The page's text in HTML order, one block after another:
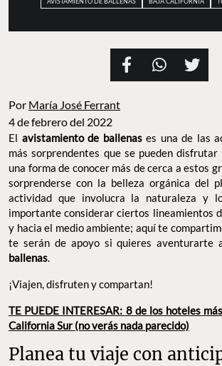
Por María José Ferrant
4 de febrero del 2022
El avistamiento de ballenases una de las
más sorprendentes que se pueden disfrutar
una forma de conocer más de cerca a estos
sorprenderse con la belleza orgánica del
actividad que involucra la naturaleza y
importante considerar ciertos lineamientos
y hacia el medio ambiente; aquí te
te serán de apoyo si quieres aventurarte
ballenas.
¡Viajen, disfruten y compartan!
TE PUEDE INTERESAR: 8 de los hoteles
California Sur (no verás nada parecido)
Planea tu viaje con